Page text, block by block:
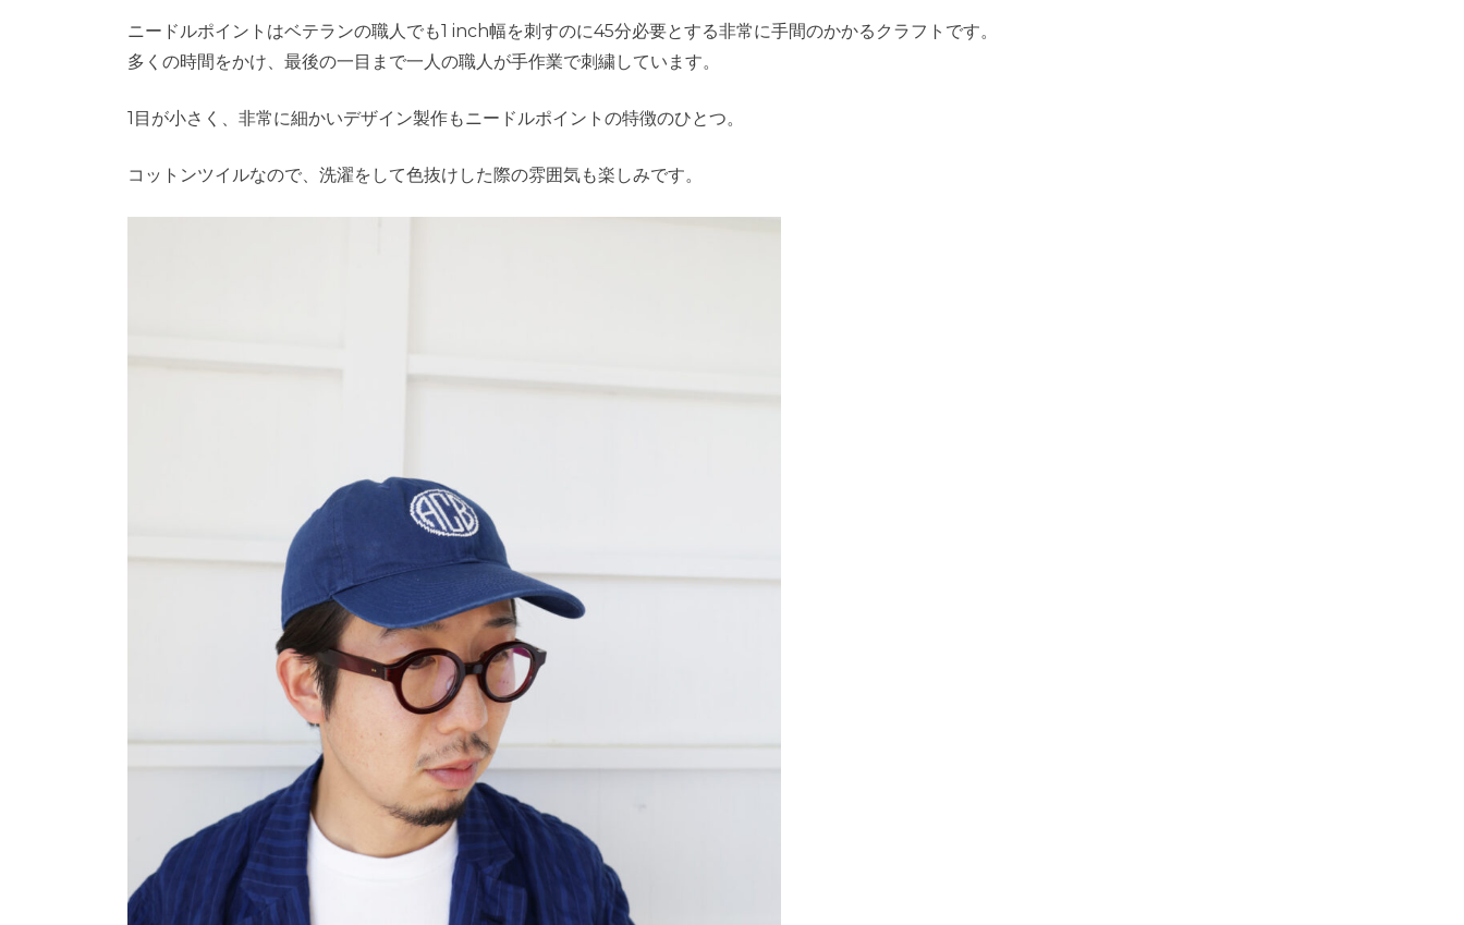
ニードルポイントはベテランの職人でも1 inch幅を刺すのに45分必要とする非常に手間のかかるクラフトです。
多くの時間をかけ、最後の一目まで一人の職人が手作業で刺繍しています。
1目が小さく、非常に細かいデザイン製作もニードルポイントの特徴のひとつ。
コットンツイルなので、洗濯をして色抜けした際の雰囲気も楽しみです。